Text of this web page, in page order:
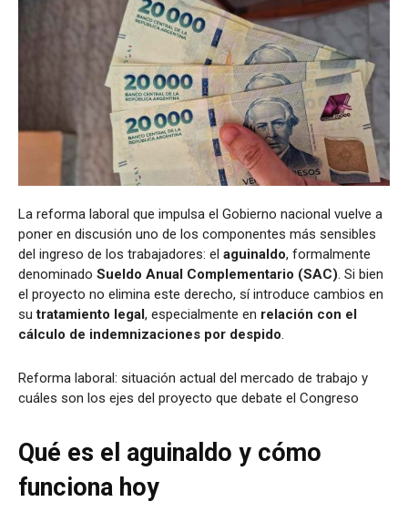
La reforma laboral que impulsa el Gobierno nacional vuelve a
poner en discusión uno de los componentes más sensibles
del ingreso de los trabajadores: el aguinaldo, formalmente
denominado Sueldo Anual Complementario (SAC). Si bien
el proyecto no elimina este derecho, sí introduce cambios en
sutratamiento legal, especialmente en relación con el
cálculo de indemnizaciones por despido.
Reforma laboral: situación actual del mercado de trabajo y
cuáles son los ejes del proyecto que debate el Congreso
Qué es el aguinaldo y cómo
funciona hoy